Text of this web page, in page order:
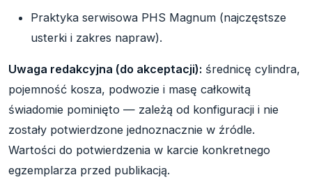
Praktyka serwisowa PHS Magnum (najczęstsze
usterki i zakres napraw).
Uwaga redakcyjna (do akceptacji): średnicę cylindra,
pojemność kosza, podwozie i masę całkowitą
świadomie pominięto — zależą od konfiguracji i nie
zostały potwierdzone jednoznacznie w źródle.
Wartości do potwierdzenia w karcie konkretnego
egzemplarza przed publikacją.